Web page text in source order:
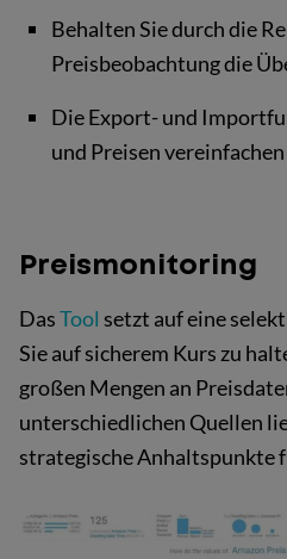
Behalten Sie durch die
Preisbeobachtung die
Die Export- und
und Preisen
Preismonitoring
DasTool setzt auf eine
Sie auf sicherem Kurs zu
großen Mengen an
unterschiedlichen Quellen
strategische Anhaltspunkte